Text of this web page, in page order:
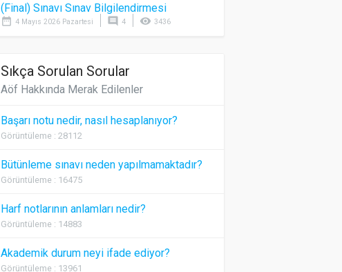
(Final) Sınavı Sınav Bilgilendirmesi
date_range 4 Mayıs 2026 Pazartesi comment 4 visibility 3436
Sıkça Sorulan Sorular
Aöf Hakkında Merak Edilenler
Başarı notu nedir, nasıl hesaplanıyor?
Görüntüleme : 28112
Bütünleme sınavı neden yapılmamaktadır?
Görüntüleme : 16475
Harf notlarının anlamları nedir?
Görüntüleme : 14883
Akademik durum neyi ifade ediyor?
Görüntüleme : 13961